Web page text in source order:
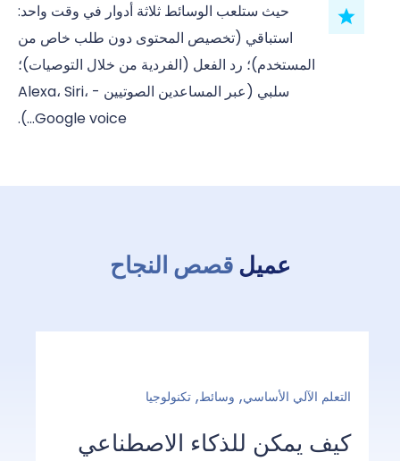
حيث ستلعب الوسائط ثلاثة أدوار في وقت واحد:
استباقي (تخصيص المحتوى دون طلب خاص من
المستخدم)؛ رد الفعل (الفردية من خلال التوصيات)؛
سلبي (عبر المساعدين الصوتيين - Alexa، Siri،
Google voice...).
عميلقصص النجاح
التعلم الآلي الأساسي, وسائط, تكنولوجيا
كيف يمكن للذكاء الاصطناعي